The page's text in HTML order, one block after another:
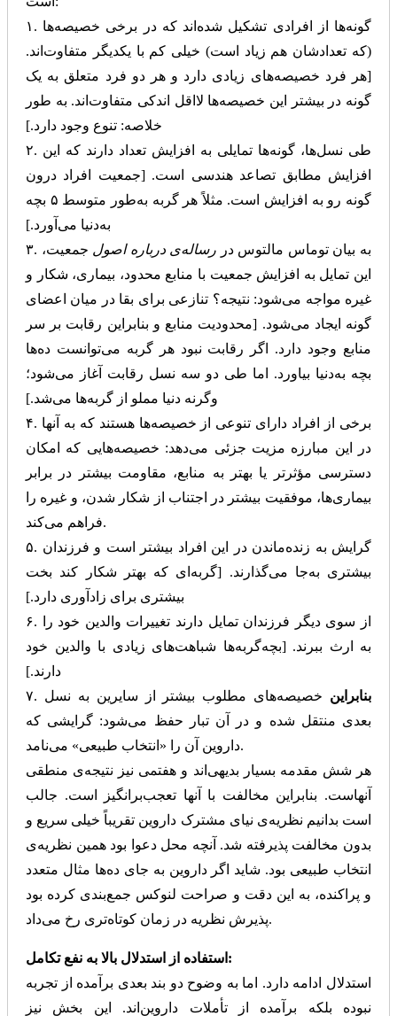
۱. گونه‌ها از افرادی تشکیل شده‌اند که در برخی خصیصه‌ها
(که تعدادشان هم زیاد است) خیلی کم با یکدیگر متفاوت‌اند.
[هر فرد خصیصه‌های زیادی دارد و هر دو فرد متعلق به یک
گونه در بیشتر این خصیصه‌ها لااقل اندکی متفاوت‌اند. به طور
خلاصه: تنوع وجود دارد.]
۲. طی نسل‌ها، گونه‌ها تمایلی به افزایش تعداد دارند که این
افزایش مطابق تصاعد هندسی است. [جمعیت افراد درون
گونه رو به افزایش است. مثلاً هر گربه به‌طور متوسط ۵ بچه
به‌دنیا می‌آورد.]
۳. به بیان توماس مالتوس در رساله‌ی درباره اصول جمعیت،
این تمایل به افزایش جمعیت با منابع محدود، بیماری، شکار و
غیره مواجه می‌شود: نتیجه؟ تنازعی برای بقا در میان اعضای
گونه ایجاد می‌شود. [محدودیت منابع و بنابراین رقابت بر سر
منابع وجود دارد. اگر رقابت نبود هر گربه‌ می‌توانست ده‌ها
بچه به‌دنیا بیاورد. اما طی دو سه نسل رقابت آغاز می‌شود؛
وگرنه دنیا مملو از گربه‌ها می‌شد.]
۴. برخی از افراد دارای تنوعی از خصیصه‌ها هستند که به آنها
در این مبارزه مزیت جزئی می‌دهد: خصیصه‌هایی که امکان
دسترسی مؤثرتر یا بهتر به منابع، مقاومت بیشتر در برابر
بیماری‌ها، موفقیت بیشتر در اجتناب از شکار شدن، و غیره را
فراهم می‌کند.
۵. گرایش به زنده‌ماندن در این افراد بیشتر است و فرزندان
بیشتری به‌جا می‌گذارند. [گربه‌ای که بهتر شکار کند بخت
بیشتری برای زادآوری دارد.]
۶. از سوی دیگر فرزندان تمایل دارند تغییرات والدین خود را
به ارث ببرند. [بچه‌گربه‌ها شباهت‌های زیادی با والدین خود
دارند.]
۷.
بنابراین خصیصه‌های مطلوب بیشتر از سایرین به نسل
بعدی منتقل شده و در آن تبار حفظ می‌شود: گرایشی که
داروین آن را «انتخاب طبیعی» می‌نامد.
هر شش مقدمه بسیار بدیهی‌اند و هفتمی نیز نتیجه‌ی منطقی
آنهاست. بنابراین مخالفت با آنها تعجب‌برانگیز است. جالب
است بدانیم نظریه‌ی نیای مشترک داروین تقریباً خیلی سریع و
بدون مخالفت پذیرفته شد. آنچه محل دعوا بود همین نظریه‌ی
انتخاب طبیعی بود. شاید اگر داروین به جای ده‌ها مثال متعدد
و پراکنده، به این دقت و صراحت لنوکس جمع‌بندی کرده بود
پذیرش نظریه در زمان کوتاه‌تری رخ می‌داد.
استفاده از استدلال بالا به نفع تکامل:
استدلال ادامه دارد. اما به وضوح دو بند بعدی برآمده از تجربه‌
نبوده بلکه برآمده از تأملات داروین‌اند. این بخش نیز